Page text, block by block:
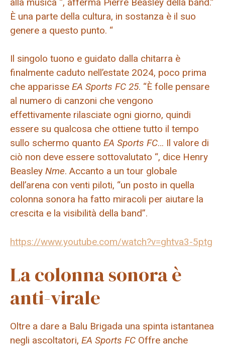
È una parte della cultura, in sostanza è il suo
genere a questo punto. “
Il singolo tuono e guidato dalla chitarra è
finalmente caduto nell’estate 2024, poco prima
che apparisse EA Sports FC 25. “È folle pensare
al numero di canzoni che vengono
effettivamente rilasciate ogni giorno, quindi
essere su qualcosa che ottiene tutto il tempo
sullo schermo quanto EA Sports FC… Il valore di
ciò non deve essere sottovalutato “, dice Henry
Beasley Nme. Accanto a un tour globale
dell’arena con venti piloti, “un posto in quella
colonna sonora ha fatto miracoli per aiutare la
crescita e la visibilità della band”.
https://www.youtube.com/watch?v=ghtva3-5ptg
La colonna sonora è
anti-virale
Oltre a dare a Balu Brigada una spinta istantanea
negli ascoltatori, EA Sports FC Offre anche